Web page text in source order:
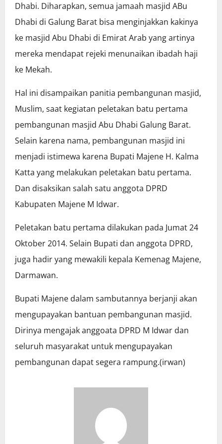
Dhabi. Diharapkan, semua jamaah masjid ABu
Dhabi di Galung Barat bisa menginjakkan kakinya
ke masjid Abu Dhabi di Emirat Arab yang artinya
mereka mendapat rejeki menunaikan ibadah haji
ke Mekah.
Hal ini disampaikan panitia pembangunan masjid,
Muslim, saat kegiatan peletakan batu pertama
pembangunan masjid Abu Dhabi Galung Barat.
Selain karena nama, pembangunan masjid ini
menjadi istimewa karena Bupati Majene H. Kalma
Katta yang melakukan peletakan batu pertama.
Dan disaksikan salah satu anggota DPRD
Kabupaten Majene M Idwar.
Peletakan batu pertama dilakukan pada Jumat 24
Oktober 2014. Selain Bupati dan anggota DPRD,
juga hadir yang mewakili kepala Kemenag Majene,
Darmawan.
Bupati Majene dalam sambutannya berjanji akan
mengupayakan bantuan pembangunan masjid.
Dirinya mengajak anggoata DPRD M Idwar dan
seluruh masyarakat untuk mengupayakan
pembangunan dapat segera rampung.(irwan)